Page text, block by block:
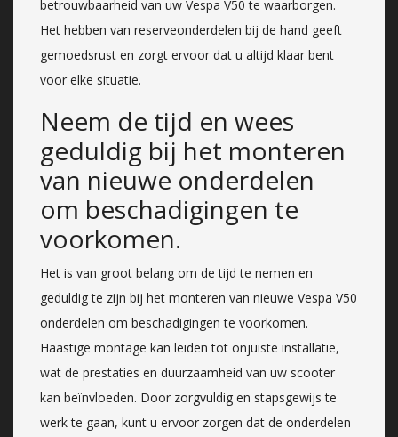
betrouwbaarheid van uw Vespa V50 te waarborgen.
Het hebben van reserveonderdelen bij de hand geeft
gemoedsrust en zorgt ervoor dat u altijd klaar bent
voor elke situatie.
Neem de tijd en wees
geduldig bij het monteren
van nieuwe onderdelen
om beschadigingen te
voorkomen.
Het is van groot belang om de tijd te nemen en
geduldig te zijn bij het monteren van nieuwe Vespa V50
onderdelen om beschadigingen te voorkomen.
Haastige montage kan leiden tot onjuiste installatie,
wat de prestaties en duurzaamheid van uw scooter
kan beïnvloeden. Door zorgvuldig en stapsgewijs te
werk te gaan, kunt u ervoor zorgen dat de onderdelen